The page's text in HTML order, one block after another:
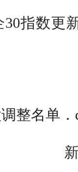
指数更
整名单．